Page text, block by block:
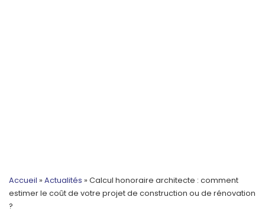
Accueil » Actualités » Calcul honoraire architecte : comment
estimer le coût de votre projet de construction ou de rénovation
?